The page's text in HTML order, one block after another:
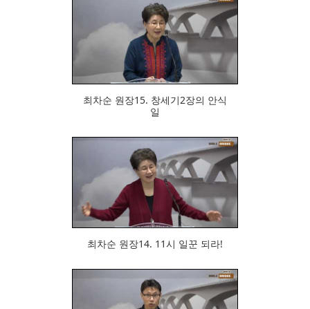
최차순 원장15. 창세기2장의 안식
일
최차순 원장14. 11시 일꾼 되라!